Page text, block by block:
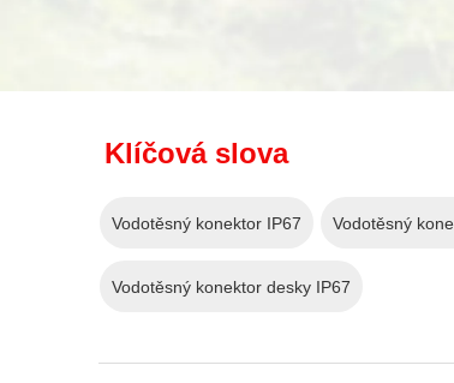
Klíčová slova
Vodotěsný konektor IP67 Vodotěsný
Vodotěsný konektor desky IP67